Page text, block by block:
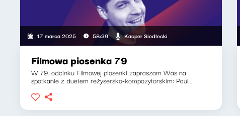
17 marca 2025 58:39 Kacper Siedlecki
Filmowa piosenka 79
W 79. odcinku Filmowej piosenki zapraszam Was na
spotkanie z duetem reżysersko-kompozytorskim: Paul...